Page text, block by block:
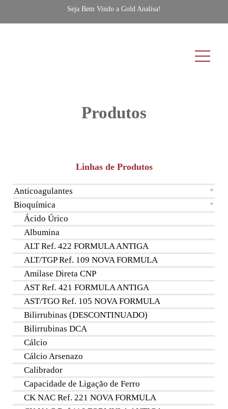
Seja Bem Vindo a Gold Analisa!
Produtos
Linhas de Produtos
Anticoagulantes +
Bioquímica +
Ácido Úrico
Albumina
ALT Ref. 422 FORMULA ANTIGA
ALT/TGP Ref. 109 NOVA FORMULA
Amilase Direta CNP
AST Ref. 421 FORMULA ANTIGA
AST/TGO Ref. 105 NOVA FORMULA
Bilirrubinas (DESCONTINUADO)
Bilirrubinas DCA
Cálcio
Cálcio Arsenazo
Calibrador
Capacidade de Ligação de Ferro
CK NAC Ref. 221 NOVA FORMULA